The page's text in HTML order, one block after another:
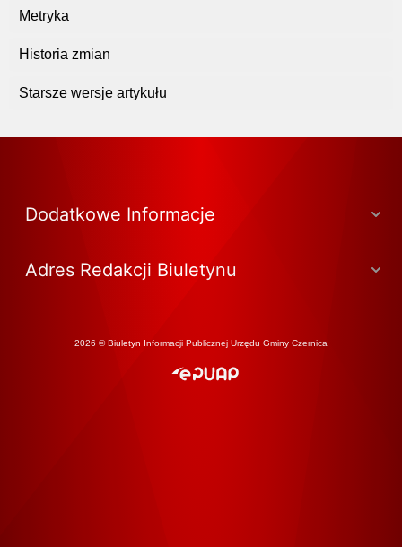
Metryka
Historia zmian
Starsze wersje artykułu
Dodatkowe Informacje
Adres Redakcji Biuletynu
2026 © Biuletyn Informacji Publicznej Urzędu Gminy Czernica